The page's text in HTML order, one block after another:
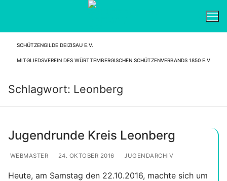
springen
Suchen nach:
SCHÜTZENGILDE DEIZISAU E.V.
MITGLIEDSVEREIN DES WÜRTTEMBERGISCHEN SCHÜTZENVERBANDS 1850 E.V
Schlagwort: Leonberg
Jugendrunde Kreis Leonberg
WEBMASTER 24. OKTOBER 2016 JUGENDARCHIV
Heute, am Samstag den 22.10.2016, machte sich um